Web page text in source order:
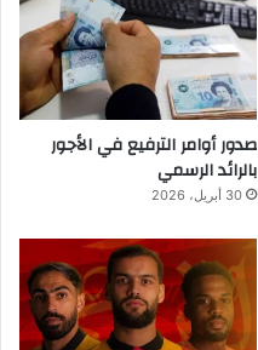
صدور أوامر الترفيع في الأجور
بالرائد الرسمي
30 أبريل، 2026